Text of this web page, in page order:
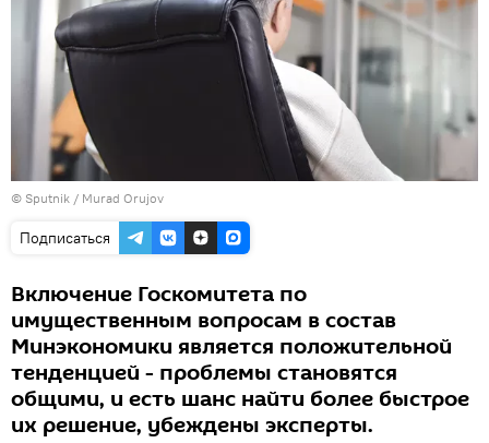
© Sputnik / Murad Orujov
Подписаться
Включение Госкомитета по
имущественным вопросам в состав
Минэкономики является положительной
тенденцией - проблемы становятся
общими, и есть шанс найти более быстрое
их решение, убеждены эксперты.